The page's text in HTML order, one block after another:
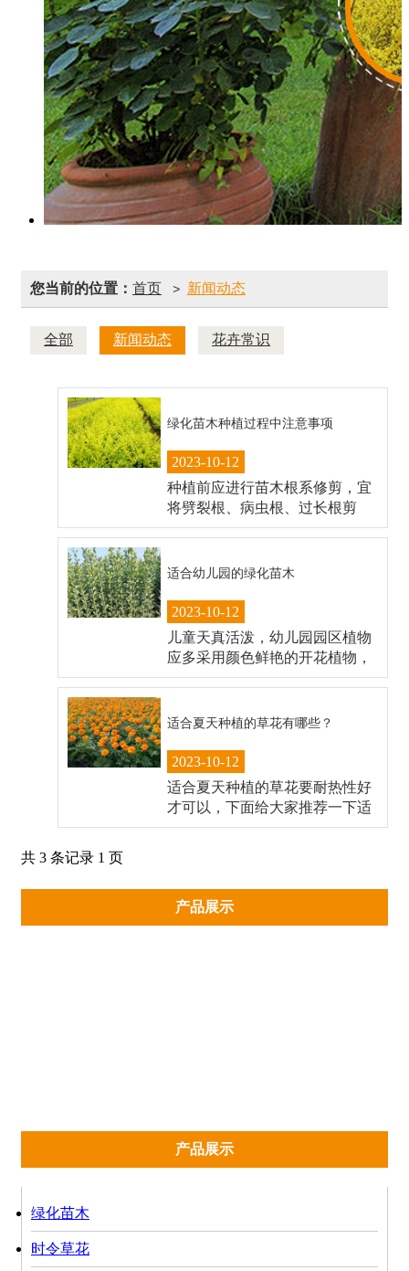
您当前的位置： 首页 > 新闻动态
全部 新闻动态 花卉常识
绿化苗木种植过程中注意事项
2023-10-12
种植前应进行苗木根系修剪，宜
将劈裂根、病虫根、过长根剪
除，并对树冠进行粗修剪，尽量
苗木，选好吊点，在吊点附近用
长绳在吊点绑住树杆，以备操作
人员控制泥球的角度和方向。
适合幼儿园的绿化苗木
2023-10-12
儿童天真活泼，幼儿园园区植物
应多采用颜色鲜艳的开花植物，
营造热烈、欢快的氛围。乔木应
剪、易于管理的例如石家庄苗
欢、核桃、栾树、白蜡、合欢、
苦楝等树种。
适合夏天种植的草花有哪些？
2023-10-12
适合夏天种植的草花要耐热性好
才可以，下面给大家推荐一下适
合夏天种植的草花。夏堇是一种
的花期。夏堇开花很旺盛，开花
很特别，外形有点像猪耳朵，又
有些像蝴蝶。夏堇开花可以持续
共 3 条记录 1 页
产品展示
产品展示
绿化苗木
时令草花